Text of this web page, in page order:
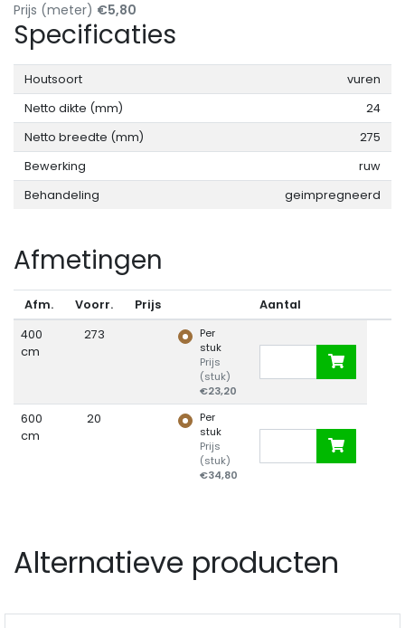
Prijs (meter) €5,80
Specificaties
Houtsoort
vuren
Netto dikte (mm)
24
Netto breedte (mm)
275
Bewerking
ruw
Behandeling
geimpregneerd
Afmetingen
Afm. Voorr. Prijs
Aantal
400
cm
273
Per
stuk
Prijs
(stuk)
€23,20
600
cm
20
Per
stuk
Prijs
(stuk)
€34,80
Alternatieve producten